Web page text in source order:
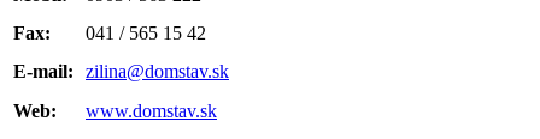
Fax:
041 / 565 15 42
E-mail:
zilina@domstav.sk
Web:
www.domstav.sk